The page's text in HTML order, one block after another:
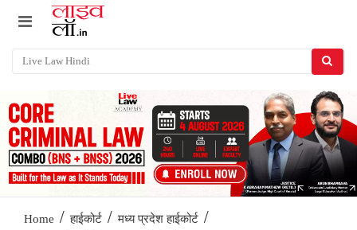
Home / हाईकोर्ट / मध्य प्रदेश हाईकोर्ट /